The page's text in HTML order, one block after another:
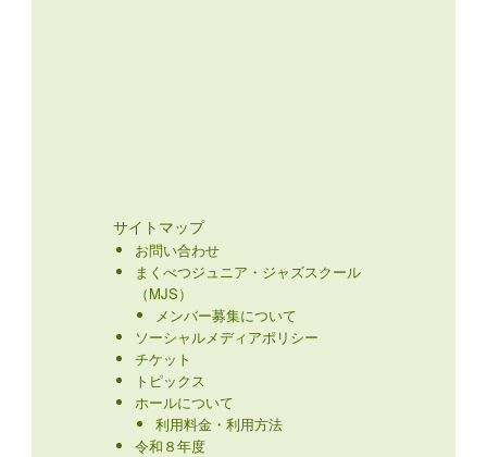
サイトマップ
お問い合わせ
まくべつジュニア・ジャズスクール
（MJS）
メンバー募集について
ソーシャルメディアポリシー
チケット
トピックス
ホールについて
利用料金・利用方法
令和８年度